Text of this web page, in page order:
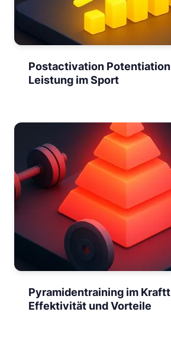
Postactivation
Leistung im Sport
Pyramidentraining im
Effektivität und Vorteile